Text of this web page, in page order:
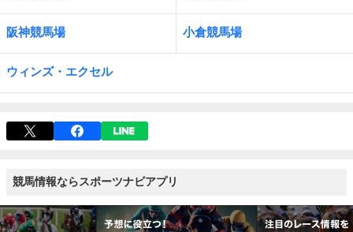
阪神競馬場 小倉競馬場
ウィンズ・エクセル
競馬情報ならスポーツナビアプリ